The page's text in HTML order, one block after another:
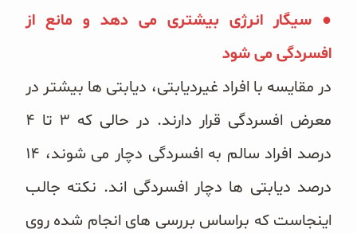
● سیگار انرژی بیشتری می دهد و مانع از
افسردگی می شود
در مقایسه با افراد غیردیابتی، دیابتی ها بیشتر در
معرض افسردگی قرار دارند. در حالی که ۳ تا ۴
درصد افراد سالم به افسردگی دچار می شوند، ۱۴
درصد دیابتی ها دچار افسردگی اند. نکته جالب
اینجاست که براساس بررسی های انجام شده روی